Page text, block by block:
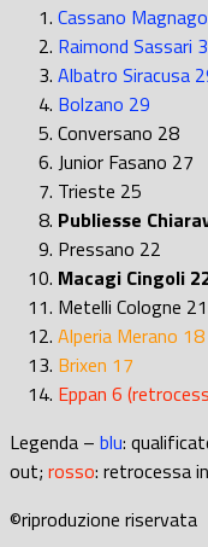
Cassano
Raimond Sassari
Albatro Siracusa
Bolzano 29
Conversano 28
Junior Fasano 27
Trieste 25
Publiesse
Pressano 22
Macagi Cingoli
Metelli Cologne 21
Alperia Merano 18
Brixen 17
Eppan 6
Legenda – blu:
out; rosso: retrocessa
©riproduzione riservata